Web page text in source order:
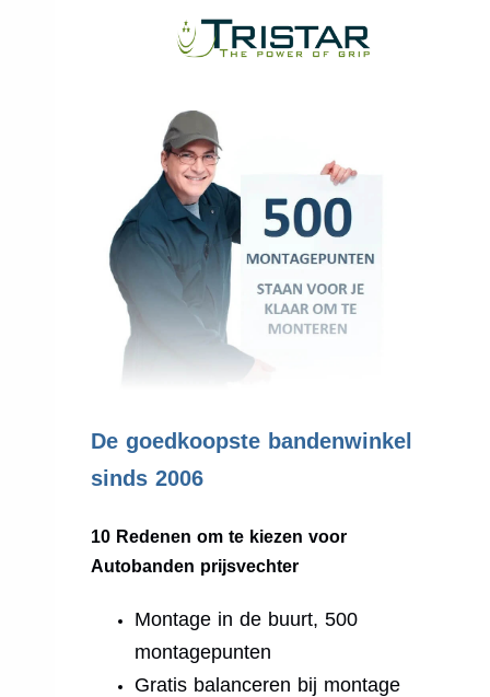
De goedkoopste bandenwinkel
sinds 2006
10 Redenen om te kiezen voor
Autobanden prijsvechter
Montage in de buurt, 500
montagepunten
Gratis balanceren bij montage